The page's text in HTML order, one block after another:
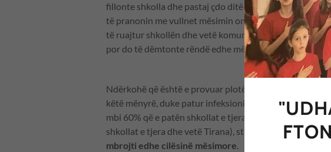
fillonte shkolla dhe pastaj çdo ditë e çdo javë. Drejtoria
të pranonin me vullnet mësimin online dhe u shpjegoi
të ruajtur shkollën dhe vetë komunitetin nga
por do të dëmtonte rëndë edhe mësimin.
Ndërkohë që është e provuar plotësisht me statistika se
këtë mënyrë, duke patur infeksionin më të ulët në të
mbi 60% që e patën shkollat e tjera dhe nga 40% në
shkollat e tjera dhe vetë Tirana), statikat më poshtë
mbrojti edhe cilësinë mësimore.